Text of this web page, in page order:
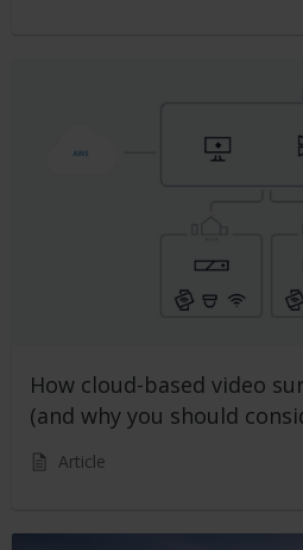
How cloud-based video
(and why you should
Article